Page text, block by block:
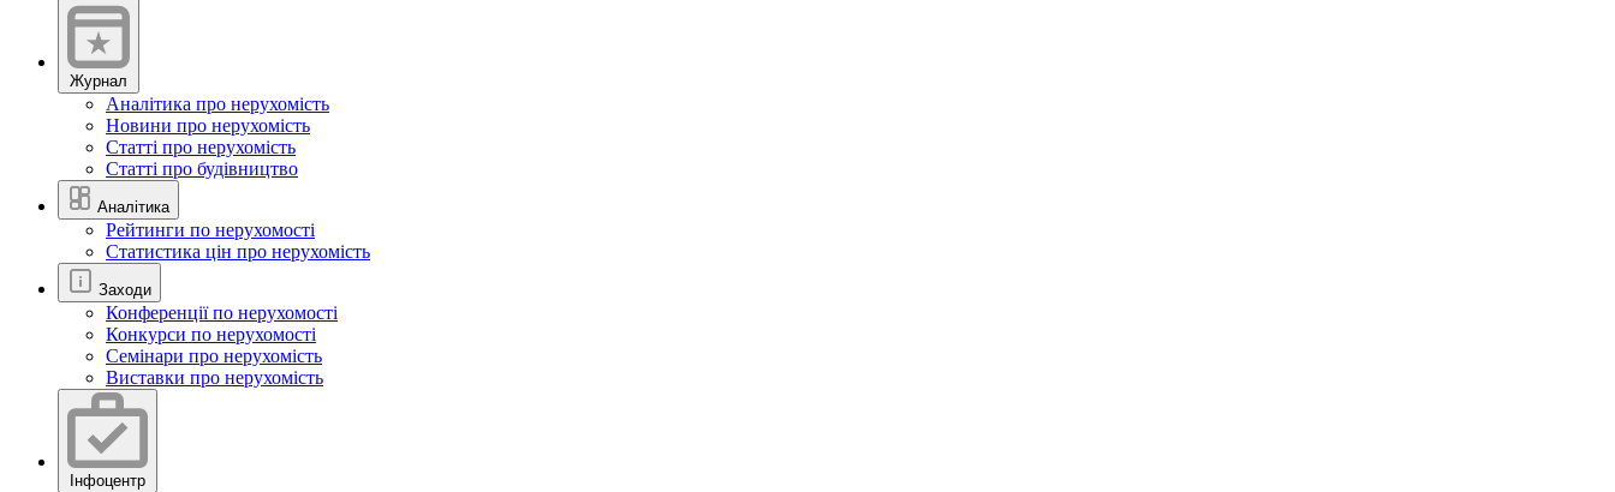
Журнал
Аналітика про нерухомість
Новини про нерухомість
Статті про нерухомість
Статті про будівництво
Аналітика
Рейтинги по нерухомості
Статистика цін про нерухомість
Заходи
Конференції по нерухомості
Конкурси по нерухомості
Семінари про нерухомість
Виставки про нерухомість
Інфоцентр